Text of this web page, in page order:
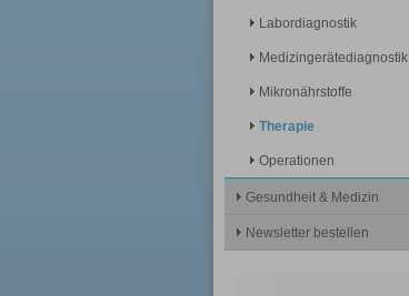
Labordiagnostik
Medizingerätediagnostik
Mikronährstoffe
Therapie
Operationen
Gesundheit & Medizin
Newsletter bestellen